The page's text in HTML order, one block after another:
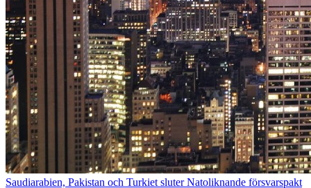
Saudiarabien, Pakistan och Turkiet sluter Natoliknande försvarspakt